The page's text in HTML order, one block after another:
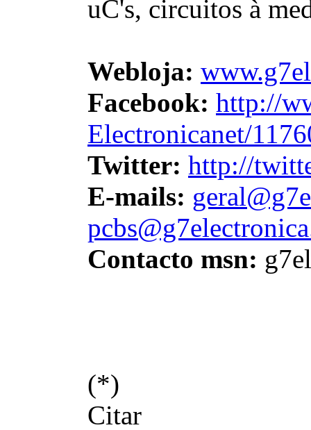
uC's, circuitos à
Webloja:
Facebook: http://
Electronicanet/
Twitter: http://
E-mails:
Contacto msn:
(*)
Citar